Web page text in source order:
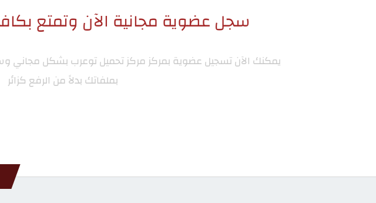
سجل عضوية مجانية الآن وتمتع
يمكنك الآن تسجيل عضوية بمركزمركز تحميل توعرببشكل مجاني
بملفاتك بدلاً من الرفع كزائر